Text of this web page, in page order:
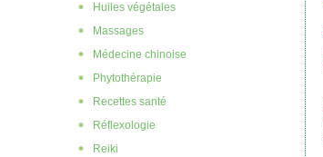
Huiles végétales
Massages
Médecine chinoise
Phytothérapie
Recettes santé
Réflexologie
Reiki